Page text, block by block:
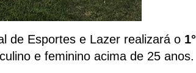
de Esportes e Lazer realizará o 1°
e feminino acima de 25 anos.